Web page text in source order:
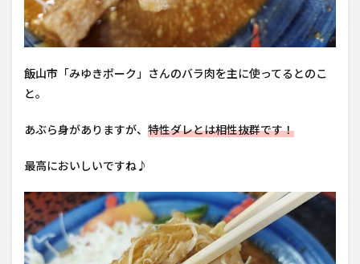
飯山市「みゆきポーク」さんのバラ肉を主に使ってるとのこ
と。
あぶら身がありますが、 特性ダレとは相性抜群です！
最高においしいですね♪